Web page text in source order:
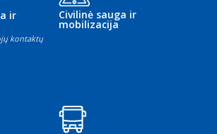
ir
kontaktų
Civilinė sauga ir
mobilizacija